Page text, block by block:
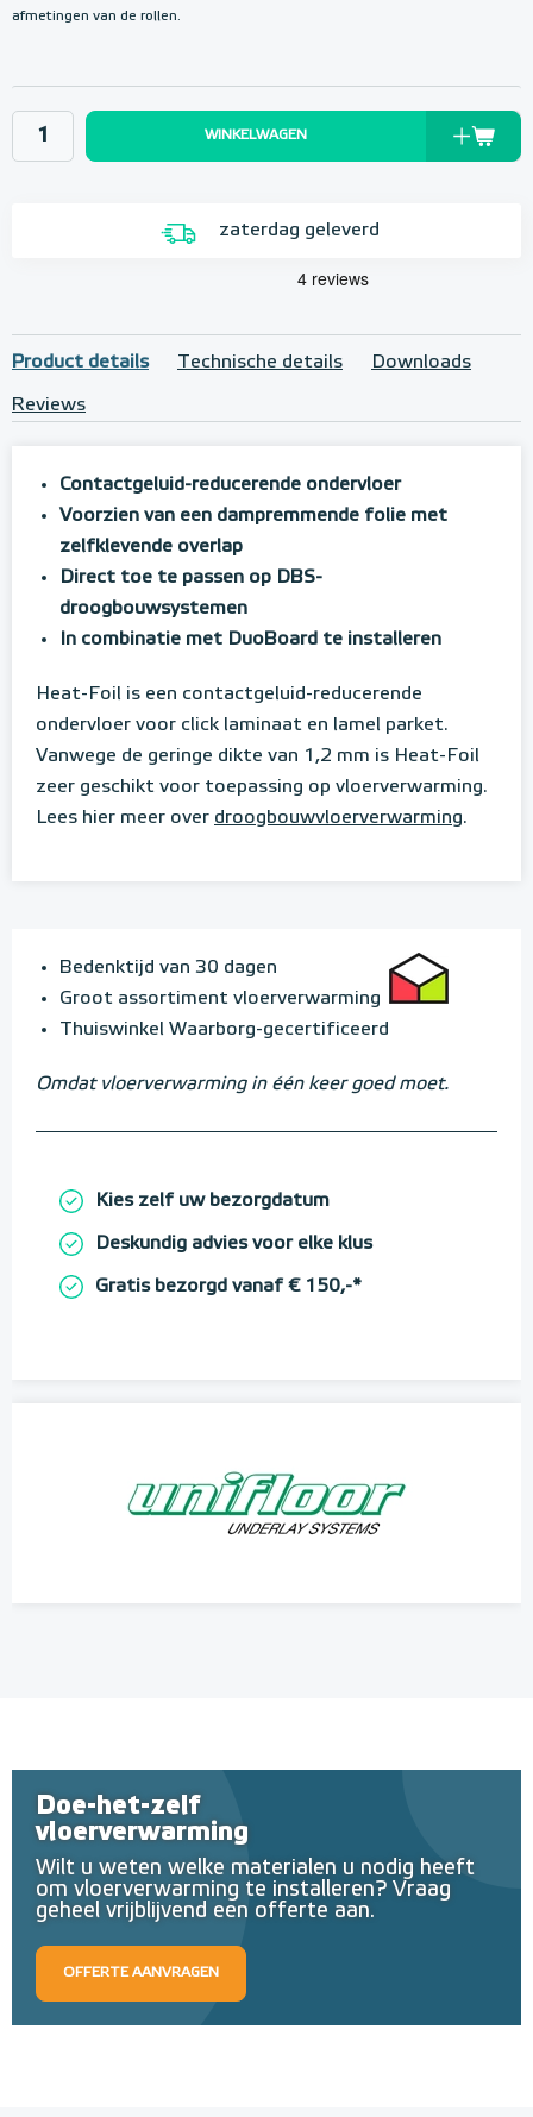
afmetingen van de rollen.
WINKELWAGEN
zaterdag geleverd
Product details Technische details Downloads
Reviews
Contactgeluid-reducerende ondervloer
Voorzien van een dampremmende folie met
zelfklevende overlap
Direct toe te passen op DBS-
droogbouwsystemen
In combinatie met DuoBoard te installeren
Heat-Foil is een contactgeluid-reducerende
ondervloer voor click laminaat en lamel parket.
Vanwege de geringe dikte van 1,2 mm is Heat-Foil
zeer geschikt voor toepassing op vloerverwarming.
Lees hier meer over droogbouwvloerverwarming.
Bedenktijd van 30 dagen
Groot assortiment vloerverwarming
Thuiswinkel Waarborg-gecertificeerd
Omdat vloerverwarming in één keer goed moet.
Kies zelf uw bezorgdatum
Deskundig advies voor elke klus
Gratis bezorgd vanaf € 150,-*
Doe-het-zelf
vloerverwarming
Wilt u weten welke materialen u nodig heeft
om vloerverwarming te installeren? Vraag
geheel vrijblijvend een offerte aan.
OFFERTE AANVRAGEN